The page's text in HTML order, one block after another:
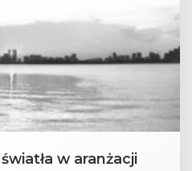
w aranżacji